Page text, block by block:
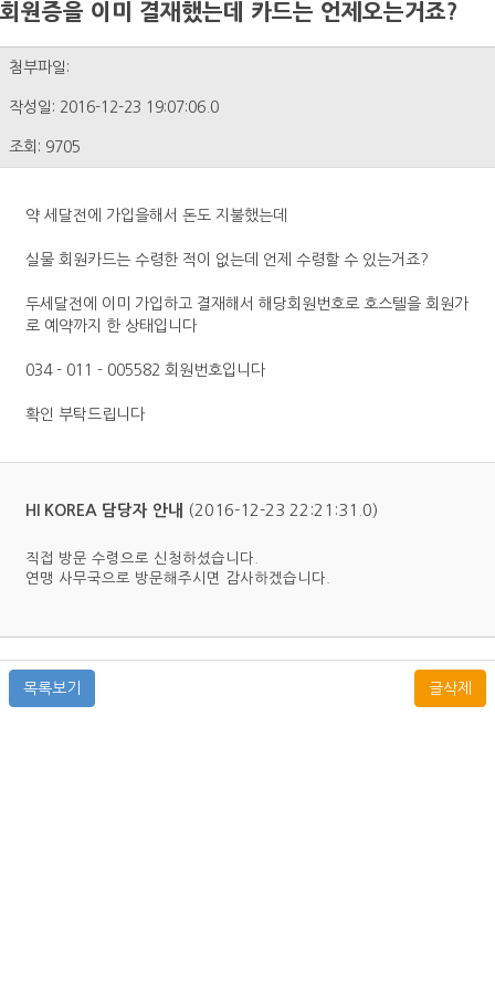
회원증을 이미 결재했는데 카드는 언제오는거죠?
첨부파일:
작성일: 2016-12-23 19:07:06.0
조회: 9705
약 세달전에 가입을해서 돈도 지불했는데
실물 회원카드는 수령한 적이 없는데 언제 수령할 수 있는거죠?
두세달전에 이미 가입하고 결재해서 해당회원번호로 호스텔을 회원가
로 예약까지 한 상태입니다
034 - 011 - 005582 회원번호입니다
확인 부탁드립니다
HI KOREA 담당자 안내 (2016-12-23 22:21:31.0)
직접 방문 수령으로 신청하셨습니다.
연맹 사무국으로 방문해주시면 감사하겠습니다.
목록보기 글삭제